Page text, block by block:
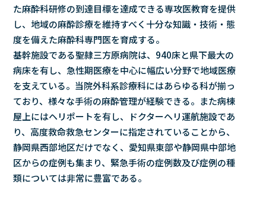
た麻酔科研修の到達目標を達成できる専攻医教育を提供
し、地域の麻酔診療を維持すべく十分な知識・技術・態
度を備えた麻酔科専門医を育成する。
基幹施設である聖隷三方原病院は、940床と県下最大の
病床を有し、急性期医療を中心に幅広い分野で地域医療
を支えている。当院外科系診療科にはあらゆる科が揃っ
ており、様々な手術の麻酔管理が経験できる。また病棟
屋上にはヘリポートを有し、ドクターヘリ運航施設であ
り、高度救命救急センターに指定されていることから、
静岡県西部地区だけでなく、愛知県東部や静岡県中部地
区からの症例も集まり、緊急手術の症例数及び症例の種
類については非常に豊富である。